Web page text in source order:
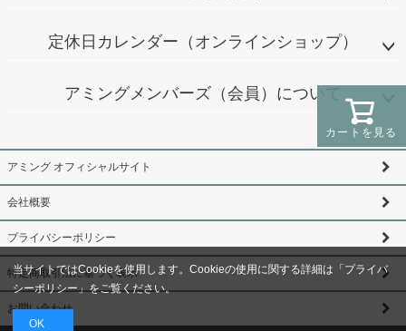
カートを見る
定休日カレンダー（オンラインショップ）
アミングメンバーズ（会員）について
アミング オフィシャルサイト
会社概要
プライバシーポリシー
特定商取引法に基づく表示
お問い合わせ
当サイトではCookieを使用します。Cookieの使用に関する詳細は「プライバ
シーポリシー」をご覧ください。
OK